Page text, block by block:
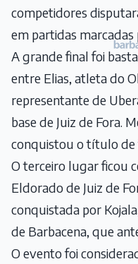
competidores
em partidas
A grande final foi
entre Elias, atleta do
representante de
base de Juiz de Fora.
conquistou o título de
O terceiro lugar ficou
Eldorado de Juiz de
conquistada por
de Barbacena, que
O evento foi